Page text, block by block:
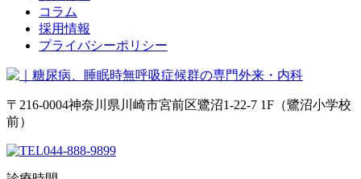
コラム
採用情報
プライバシーポリシー
〒216-0004神奈川県川崎市宮前区鷺沼1-22-7 1F（鷺沼小学校
前）
044-888-9899